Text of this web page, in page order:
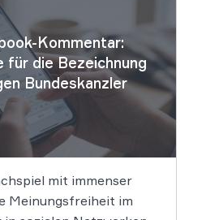
des
Das Landgericht
I) hat in […]
Kommentar:
die Bezeichnung
Bundeskanzler
mit immenser
Meinungsfreiheit im